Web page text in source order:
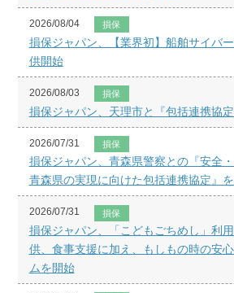
2026/08/04 損保
損保ジャパン、【業界初】船舶サイバ
供開始
2026/08/03 損保
損保ジャパン、天理市と『包括連携協
2026/07/31 損保
損保ジャパン、青森県警察との『安全
青森県の実現に向けた包括連携協定』
2026/07/31 損保
損保ジャパン、「こどもごちめし」利
供、食事支援に加え、もしもの時の安
ムを開始